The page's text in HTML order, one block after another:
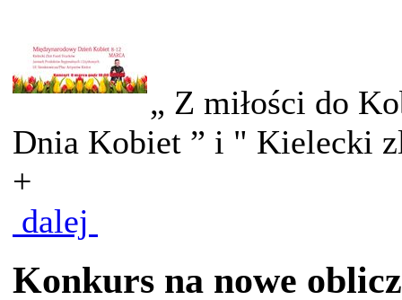
„ Z miłości do
Dnia Kobiet ” i " Kielecki
+
dalej
Konkurs na nowe